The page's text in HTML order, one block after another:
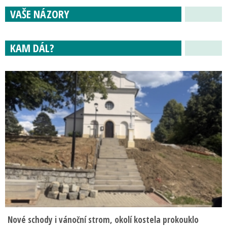
VAŠE NÁZORY
KAM DÁL?
Nové schody i vánoční strom, okolí kostela prokouklo